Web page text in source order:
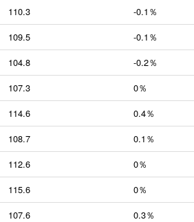
110.3
-0.1％
109.5
-0.1％
104.8
-0.2％
107.3
0％
114.6
0.4％
108.7
0.1％
112.6
0％
115.6
0％
107.6
0.3％